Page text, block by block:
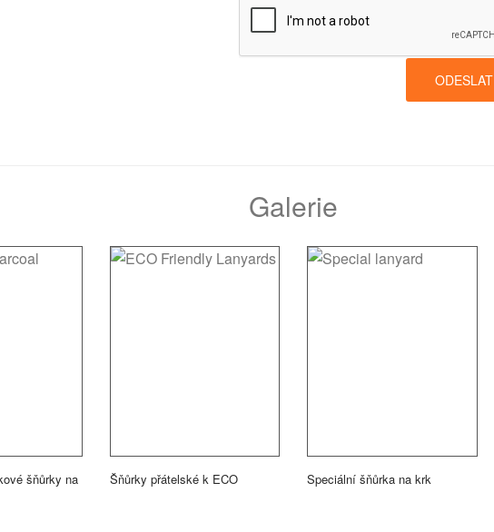
ODESLAT
Galerie
šňůrky na
Šňůrky přátelské k ECO Speciální šňůrka na krk